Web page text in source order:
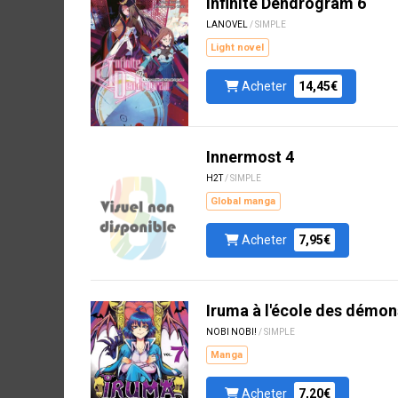
LANOVEL / SIMPLE
Light novel
Acheter 14,45€
Innermost 4
H2T/ SIMPLE
Global manga
Acheter 7,95€
Iruma à l'école des
NOBI NOBI! / SIMPLE
Manga
Acheter 7,20€